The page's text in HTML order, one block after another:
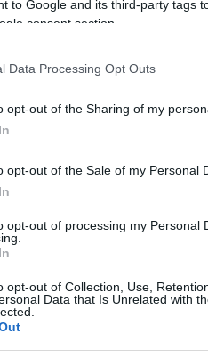
to Google and its third-party tags
consent section.
Data Processing Opt Outs
opt-out of the Sharing of my
opt-out of the Sale of my Personal
opt-out of processing my Personal
opt-out of Collection, Use,
Data that Is Unrelated with
μας, για να
δρόμος για το
πάθος και ταλέντο.
την Εθνική και
σε όλη την αποστολή».
width="1024"]Οδυσσέας
της Εθνικής
«Σήμερα
η Εθνική,
του ελληνικού
για την Εθνική